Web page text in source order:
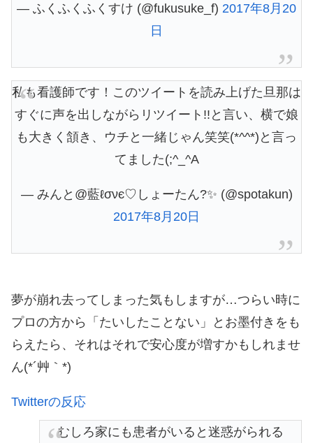
— ふくふくふくすけ (@fukusuke_f) 2017年8月20
日
私も看護師です！このツイートを読み上げた旦那は
すぐに声を出しながらリツイート!!と言い、横で娘
も大きく頷き、ウチと一緒じゃん笑笑(*^^*)と言っ
てました(;^_^A
— みんと@藍ℓσνє♡しょーたん?✨ (@spotakun)
2017年8月20日
夢が崩れ去ってしまった気もしますが…つらい時に
プロの方から「たいしたことない」とお墨付きをも
らえたら、それはそれで安心度が増すかもしれませ
ん(*´艸｀*)
Twitterの反応
むしろ家にも患者がいると迷惑がられる